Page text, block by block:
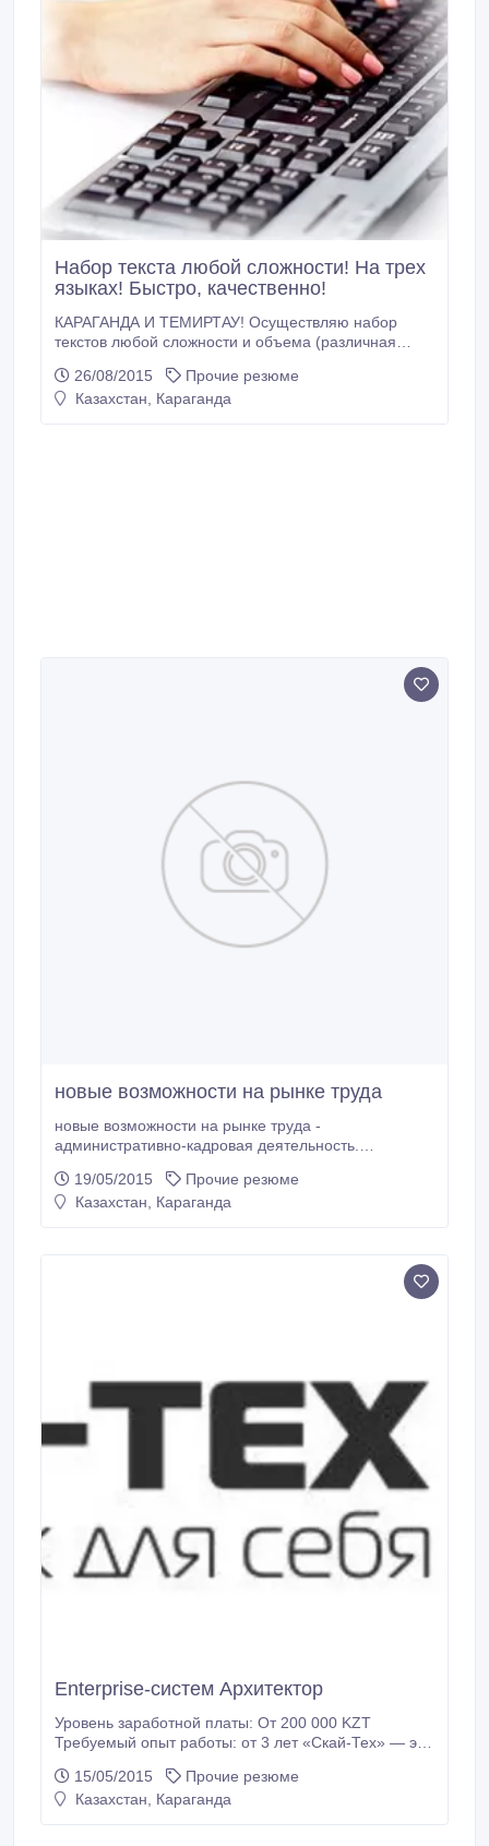
Набор текста любой сложности! На трех
языках! Быстро, качественно!
КАРАГАНДА И ТЕМИРТАУ! Осуществляю набор
текстов любой сложности и объема (различная
дипломные работы, монографии, учебные пособия
и диссертации; письма, доклады и отчеты;
26/08/2015
Прочие резюме
Казахстан, Караганда
новые возможности на рынке труда
новые возможности на рынке труда -
административно-кадровая деятельность.
19/05/2015
Прочие резюме
Казахстан, Караганда
Enterprise-систем Архитектор
Уровень заработной платы: От 200 000 KZT
Требуемый опыт работы: от 3 лет «Скай-Тех» — это
профессионалов. Мы создаём уникальные
информационные системы государственного
15/05/2015
Прочие резюме
Казахстан, Караганда